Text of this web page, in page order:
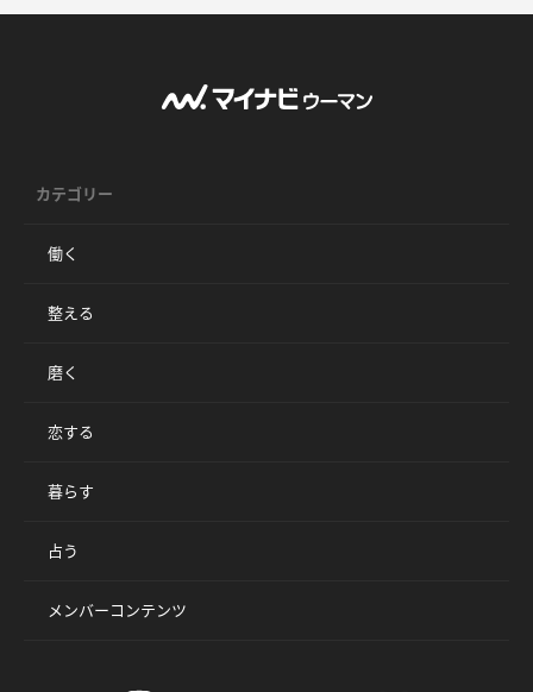
カテゴリー
働く
整える
磨く
恋する
暮らす
占う
メンバーコンテンツ